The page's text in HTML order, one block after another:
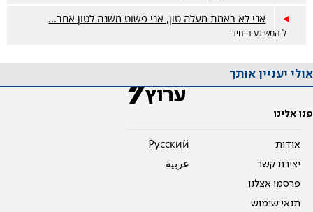
אני לא באמת מעלה טון, אני פשוט משנה לטון אחר...
ל המשוגע היחידי
אולי יעניין אותך
פנו אלינו
אודות
יצירת קשר
פרסמו אצלנו
תנאי שימוש
Pусский
عربية